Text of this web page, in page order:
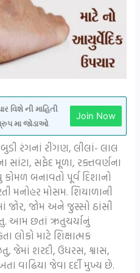
વિશે ની માહિતી
મા જોડાઓ
Join Now
રંગનાં રીંગણ, લીલાં- લાલ
સાંટા, સફેદ મૂળા, રક્તવર્ણના
બનાવતો પૂર્વ દિશાનો
મનોહર મોસમ. શિયાળાની
જોર, જોમ અને જુસ્સો ઠાંસી
આમ છતાં ઋતુચર્યાનું
માટે શિક્ષાત્મક
શરદી, ઉધરસ, શ્વાસ,
વાઢિયા જેવા દર્દી મુખ્ય છે.